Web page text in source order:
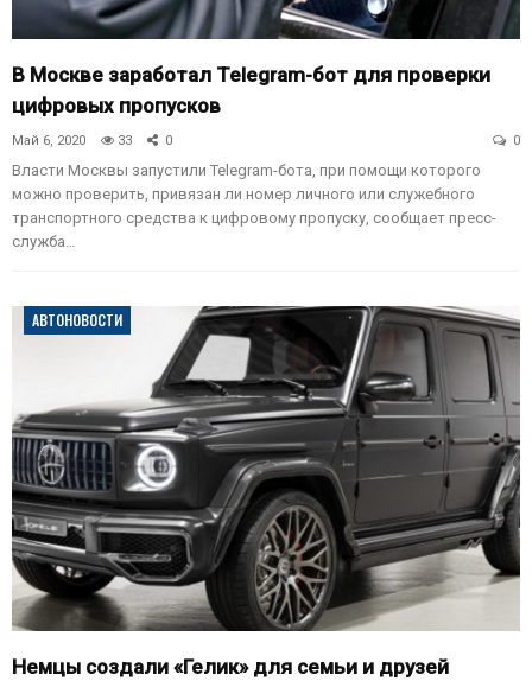
В Москве заработал Telegram-бот для проверки
цифровых пропусков
Май 6, 2020 33 0 0
Власти Москвы запустили Telegram-бота, при помощи которого
можно проверить, привязан ли номер личного или служебного
транспортного средства к цифровому пропуску, сообщает пресс-
служба…
АВТОНОВОСТИ
Немцы создали «Гелик» для семьи и друзей